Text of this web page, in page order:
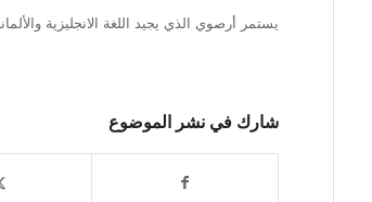
يستمر أرصوي الذي يجيد اللغة الانجليزية
شارك في نشر الموضوع